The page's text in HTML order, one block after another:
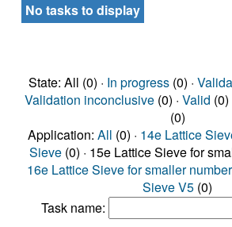
No tasks to display
State: All (0) · In progress(0) ·
Validation inconclusive(0) · Valid (0)
(0)
Application: All (0) · 14e Lattice
Sieve (0) · 15e Lattice Sieve for
16e Lattice Sieve for smaller
Sieve V5 (0)
Task name: